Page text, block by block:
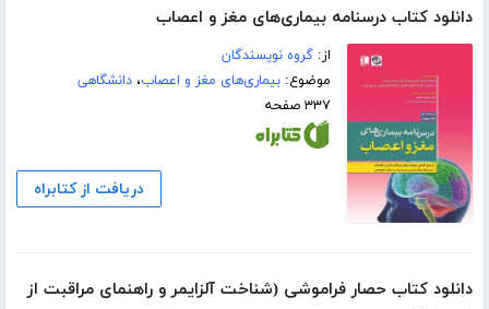
دانلود کتاب درسنامه بیماری‌های مغز و اعصاب
از:گروه نویسندگان
موضوع:بیماری‌های مغز و اعصاب،دانشگاهی
۳۳۷ صفحه
دریافت از کتابراه
دانلود کتاب حصار فراموشی (شناخت آلزایمر و راهنمای مراقبت از